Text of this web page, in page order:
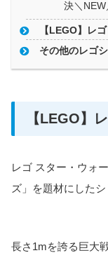
決＼NEW
【LEGO】レ
その他のレゴ
【LEGO】
レゴ スター・ウォ
ズ」を題材にしたシ
長さ1mを誇る巨大